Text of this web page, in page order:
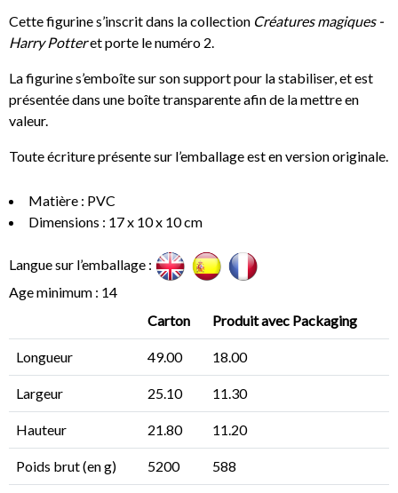
Cette figurine s’inscrit dans la collection Créatures magiques -
Harry Potteret porte le numéro 2.
La figurine s’emboîte sur son support pour la stabiliser, et est
présentée dans une boîte transparente afin de la mettre en
valeur.
Toute écriture présente sur l’emballage est en version originale.
Matière : PVC
Dimensions : 17 x 10 x 10 cm
Langue sur l’emballage :
Age minimum : 14
Carton
Produit avec Packaging
Longueur 49.00 18.00
Largeur 25.10 11.30
Hauteur 21.80 11.20
Poids brut (en g) 5200 588